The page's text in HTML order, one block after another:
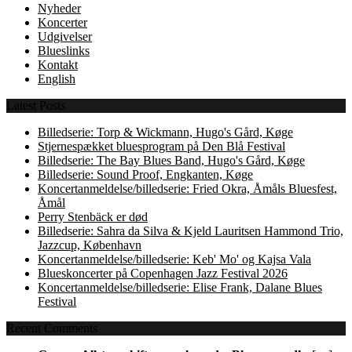
Nyheder
Koncerter
Udgivelser
Blueslinks
Kontakt
English
Latest Posts
Billedserie: Torp & Wickmann, Hugo's Gård, Køge
Stjernespækket bluesprogram på Den Blå Festival
Billedserie: The Bay Blues Band, Hugo's Gård, Køge
Billedserie: Sound Proof, Engkanten, Køge
Koncertanmeldelse/billedserie: Fried Okra, Åmåls Bluesfest,
Åmål
Perry Stenbäck er død
Billedserie: Sahra da Silva & Kjeld Lauritsen Hammond Trio,
Jazzcup, København
Koncertanmeldelse/billedserie: Keb' Mo' og Kajsa Vala
Blueskoncerter på Copenhagen Jazz Festival 2026
Koncertanmeldelse/billedserie: Elise Frank, Dalane Blues
Festival
Recent Comments